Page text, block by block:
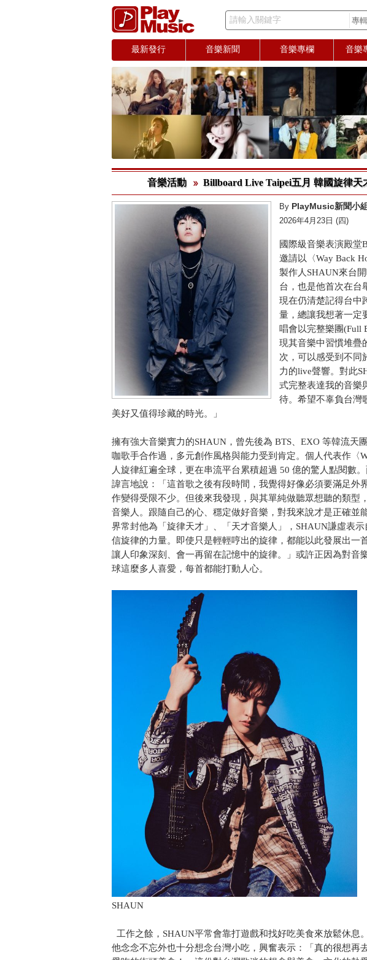
請輸入關鍵字
最新發行 音樂新聞 音樂專欄 音樂
音樂活動 Billboard Live Taipei五月 韓國旋律
By PlayMusic新聞小組
2026年4月23日 (四)
國際級音樂表演殿堂
邀請以〈Way Back
製作人SHAUN來台
台，也是他首次在台
現在仍清楚記得台中
量，總讓我想著一定
唱會以完整樂團(Full
現其音樂中習慣堆疊
次，可以感受到不同
力的live聲響。對此
式完整表達我的音樂
待。希望不辜負台灣
美好又值得珍藏的時光。」
擁有強大音樂實力的SHAUN，曾先後為 BTS、EXO 等韓流天
咖歌手合作過，多元創作風格與能力受到肯定。個人代表作〈
人旋律紅遍全球，更在串流平台累積超過 50 億的驚人點閱數
諱言地說：「這首歌之後有段時間，我覺得好像必須要滿足外
作變得受限不少。但後來我發現，與其單純做聽眾想聽的類型
音樂人。跟隨自己的心、穩定做好音樂，對我來說才是正確並
界常封他為「旋律天才」、「天才音樂人」，SHAUN謙虛表
信旋律的力量。即使只是輕輕哼出的旋律，都能以此發展出一
讓人印象深刻、會一再留在記憶中的旋律。」或許正因為對音
球這麼多人喜愛，每首都能打動人心。
SHAUN
工作之餘，SHAUN平常會靠打遊戲和找好吃美食來放鬆休息
他念念不忘外也十分想念台灣小吃，興奮表示：「真的很想再